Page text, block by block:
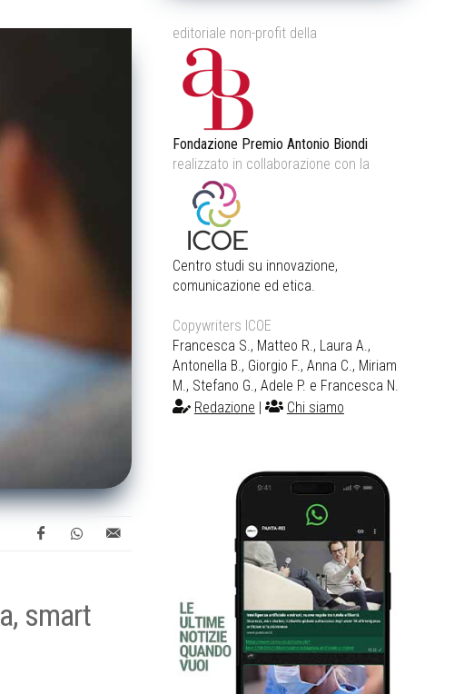
smart
editoriale non-profit della
Fondazione Premio Antonio Biondi
realizzato in collaborazione con la
Centro studi su innovazione,
comunicazione ed etica.
Copywriters ICOE
Francesca S., Matteo R., Laura A.,
Antonella B., Giorgio F., Anna C., Miriam
M., Stefano G., Adele P. e Francesca N.
Redazione
Chi siamo